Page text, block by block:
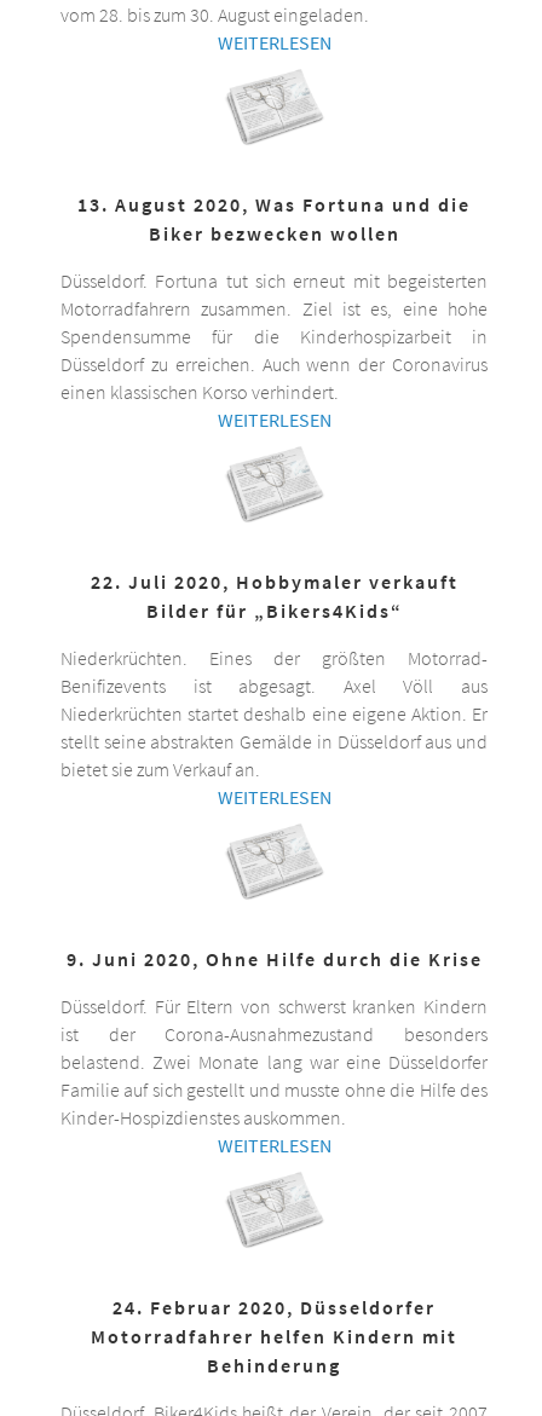
vom 28. bis zum 30. August eingeladen.
WEITERLESEN
13. August 2020, Was Fortuna und die
Biker bezwecken wollen
Düsseldorf. Fortuna tut sich erneut mit begeisterten
Motorradfahrern zusammen. Ziel ist es, eine hohe
Spendensumme für die Kinderhospizarbeit in
Düsseldorf zu erreichen. Auch wenn der Coronavirus
einen klassischen Korso verhindert.
WEITERLESEN
22. Juli 2020, Hobbymaler verkauft
Bilder für „Bikers4Kids“
Niederkrüchten. Eines der größten Motorrad-
Benifizevents ist abgesagt. Axel Völl aus
Niederkrüchten startet deshalb eine eigene Aktion. Er
stellt seine abstrakten Gemälde in Düsseldorf aus und
bietet sie zum Verkauf an.
WEITERLESEN
9. Juni 2020, Ohne Hilfe durch die Krise
Düsseldorf. Für Eltern von schwerst kranken Kindern
ist der Corona-Ausnahmezustand besonders
belastend. Zwei Monate lang war eine Düsseldorfer
Familie auf sich gestellt und musste ohne die Hilfe des
Kinder-Hospizdienstes auskommen.
WEITERLESEN
24. Februar 2020, Düsseldorfer
Motorradfahrer helfen Kindern mit
Behinderung